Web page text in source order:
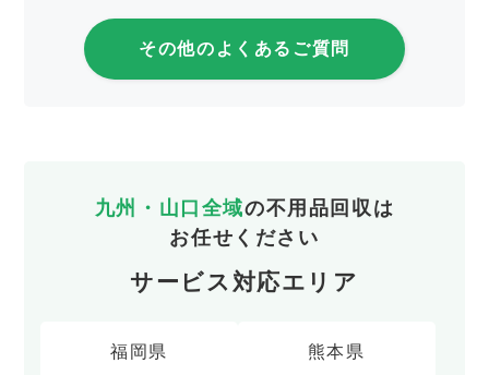
その他のよくあるご質問
九州・山口全域の不用品回収は
お任せください
サービス対応エリア
福岡県 熊本県